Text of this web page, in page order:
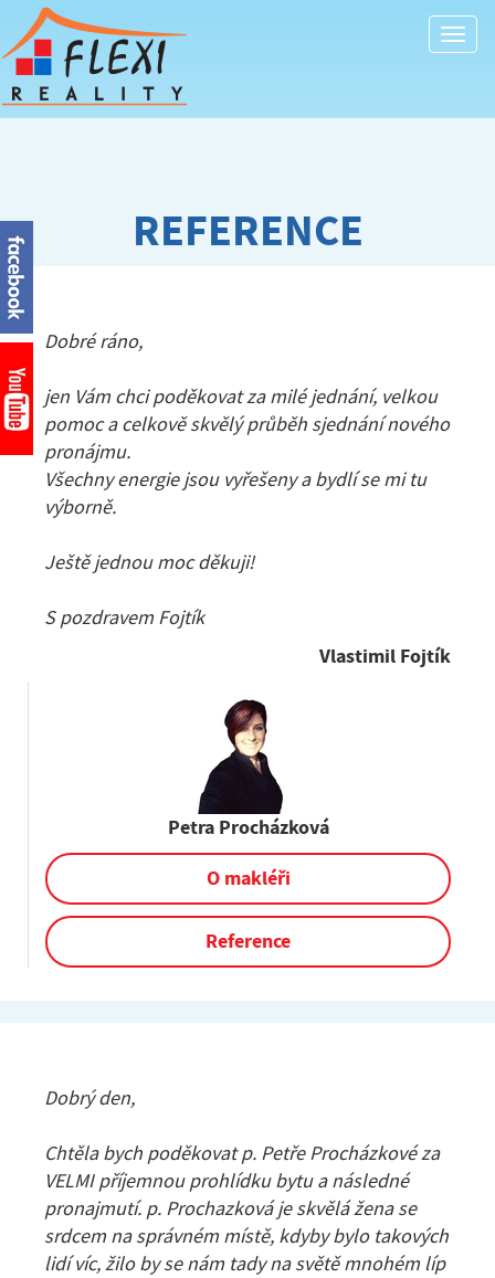
REFERENCE
Dobré ráno,
jen Vám chci poděkovat za milé jednání, velkou
pomoc a celkově skvělý průběh sjednání nového
pronájmu.
Všechny energie jsou vyřešeny a bydlí se mi tu
výborně.
Ještě jednou moc děkuji!
S pozdravem Fojtík
Vlastimil Fojtík
Petra Procházková
O makléři
Reference
Dobrý den,
Chtěla bych poděkovat p. Petře Procházkové za
VELMI příjemnou prohlídku bytu a následné
pronajmutí. p. Prochazková je skvělá žena se
srdcem na správném místě, kdyby bylo takových
lidí víc, žilo by se nám tady na světě mnohém líp